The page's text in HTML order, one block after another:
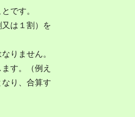
です。
割又は１割）を
りません。
す。（例え
り、合算す